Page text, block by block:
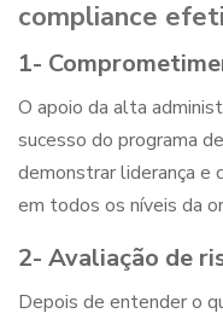
compliance
1-
O apoio da alta
sucesso do programa
demonstrar liderança e
em todos os níveis da
2- Avaliação de
Depois de entendero